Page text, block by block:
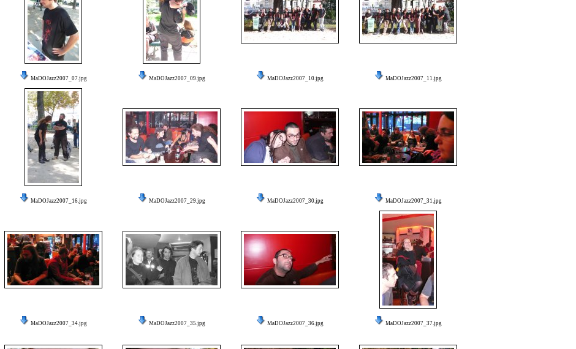
MaDOJazz2007_07.jpg MaDOJazz2007_09.jpg MaDOJazz2007_10.jpg MaDOJazz2007_11.jpg
MaDOJazz2007_16.jpg MaDOJazz2007_29.jpg MaDOJazz2007_30.jpg MaDOJazz2007_31.jpg
MaDOJazz2007_34.jpg MaDOJazz2007_35.jpg MaDOJazz2007_36.jpg MaDOJazz2007_37.jpg